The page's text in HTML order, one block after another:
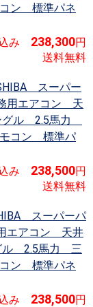
ン 標準パネ
み 238,300円
送料無料
スーパー
用エアコン 天
グル 2.5馬力
コン 標準パ
み 238,500円
送料無料
スーパーパ
エアコン 天井
ル 2.5馬力 三
ン 標準パネ
み 238,500円